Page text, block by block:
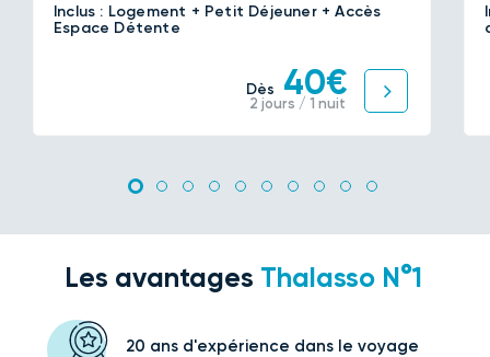
Inclus : Logement + Petit Déjeuner + Accès
Espace Détente
Dès 40€
2 jours / 1 nuit
Les avantages Thalasso N°1
20 ans d'expérience dans le voyage